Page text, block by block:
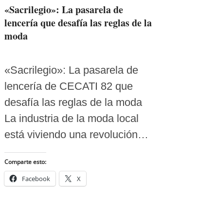
«Sacrilegio»: La pasarela de
lencería que desafía las reglas de la
moda
«Sacrilegio»: La pasarela de
lencería de CECATI 82 que
desafía las reglas de la moda
La industria de la moda local
está viviendo una revolución…
Comparte esto:
Facebook X